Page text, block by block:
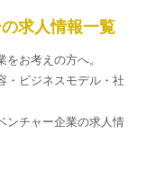
求人情報一覧
お考えの方へ。
・ビジネスモデル・社
ンチャー企業の求人情